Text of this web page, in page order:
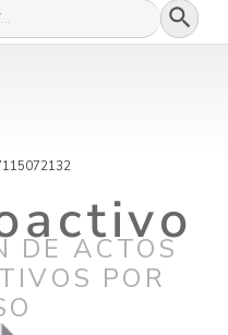
DE ACTOS
POR